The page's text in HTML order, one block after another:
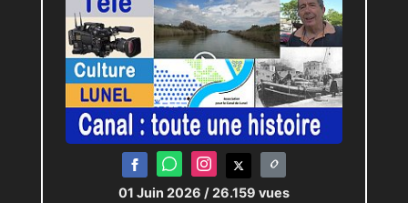
01 Juin 2026 / 26.159 vues